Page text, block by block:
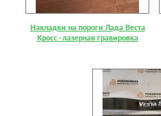
Накладки на пороги Лада Веста
Кросс - лазерная гравировка